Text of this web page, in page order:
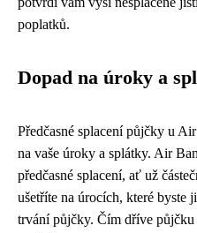
poplatků.
Dopad na úroky a
Předčasné splacení půjčky u
na vaše úroky a splátky. Air
předčasné splacení, ať už
ušetříte na úrocích, které byste
trvání půjčky. Čím dříve